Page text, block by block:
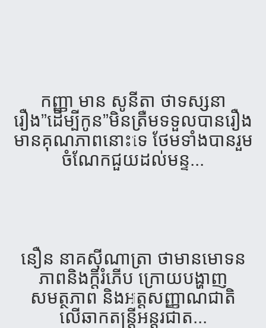
កញ្ញា មាន សូនីតា ថាទស្សនា
រឿង”ដើម្បីកូន”មិនត្រឺមទទួលបានរឿង
មានគុណភាពនោះទេ ថែមទាំងបានរួម
ចំណែកជួយដល់មន្ទ...
នឿន នាគស៊ីណាត្រា ថាមានមោទន
ភាពនិងក្តីរំភើប ក្រោយបង្ហាញ
សមត្ថភាព និងអត្តសញ្ញាណជាតិ
លើឆាកតន្ត្រីអន្តរជាត...